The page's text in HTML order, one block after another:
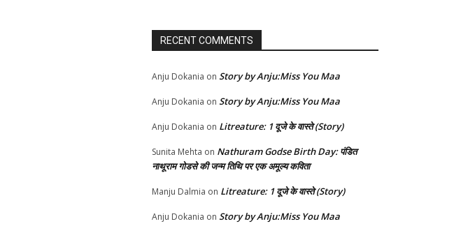
RECENT COMMENTS
Anju Dokania on Story by Anju:Miss You Maa
Anju Dokania on Story by Anju:Miss You Maa
Anju Dokania on Litreature: 1 दूजे के वास्ते (Story)
Sunita Mehta on Nathuram Godse Birth Day: पंडित
नाथूराम गोडसे की जन्म तिथि पर एक अमूल्य कविता
Manju Dalmia on Litreature: 1 दूजे के वास्ते (Story)
Anju Dokania on Story by Anju:Miss You Maa